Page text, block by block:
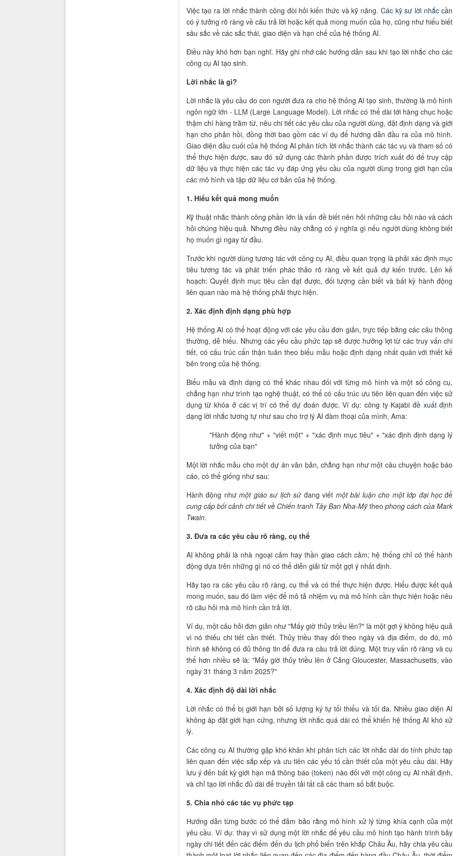
Việc tạo ra lời nhắc thành công đòi hỏi kiến thức và kỹ năng. Các kỹ sư lời nhắccần
có ý tưởng rõ ràng về câu trả lời hoặc kết quả mong muốn của họ, cũng như hiểu biết
sâu sắc về các sắc thái, giao diện và hạn chế của hệ thống AI.
Điều này khó hơn bạn nghĩ. Hãy ghi nhớ các hướng dẫn sau khi tạo lời nhắc cho các
công cụ AI tạo sinh.
Lời nhắc là gì?
Lời nhắc là yêu cầu do con người đưa ra cho hệ thống AI tạo sinh, thường là mô hình
ngôn ngữ lớn - LLM (Large Language Model). Lời nhắc có thể dài tới hàng chục hoặc
thậm chí hàng trăm từ, nêu chi tiết các yêu cầu của người dùng, đặt định dạng và giới
hạn cho phản hồi, đồng thời bao gồm các ví dụ để hướng dẫn đầu ra của mô hình.
Giao diện đầu cuối của hệ thống AI phân tích lời nhắc thành các tác vụ và tham số có
thể thực hiện được, sau đó sử dụng các thành phần được trích xuất đó để truy cập
dữ liệu và thực hiện các tác vụ đáp ứng yêu cầu của người dùng trong giới hạn của
các mô hình và tập dữ liệu cơ bản của hệ thống.
1. Hiểu kết quả mong muốn
Kỹ thuật nhắc thành công phần lớn là vấn đề biết nên hỏi những câu hỏi nào và cách
hỏi chúng hiệu quả. Nhưng điều này chẳng có ý nghĩa gì nếu người dùng không biết
họ muốn gì ngay từ đầu.
Trước khi người dùng tương tác với công cụ AI, điều quan trọng là phải xác định mục
tiêu tương tác và phát triển phác thảo rõ ràng về kết quả dự kiến trước. Lên kế
hoạch: Quyết định mục tiêu cần đạt được, đối tượng cần biết và bất kỳ hành động
liên quan nào mà hệ thống phải thực hiện.
2. Xác định định dạng phù hợp
Hệ thống AI có thể hoạt động với các yêu cầu đơn giản, trực tiếp bằng các câu thông
thường, dễ hiểu. Nhưng các yêu cầu phức tạp sẽ được hưởng lợi từ các truy vấn chi
tiết, có cấu trúc cẩn thận tuân theo biểu mẫu hoặc định dạng nhất quán với thiết kế
bên trong của hệ thống.
Biểu mẫu và định dạng có thể khác nhau đối với từng mô hình và một số công cụ,
chẳng hạn như trình tạo nghệ thuật, có thể có cấu trúc ưu tiên liên quan đến việc sử
dụng từ khóa ở các vị trí có thể dự đoán được. Ví dụ: công ty Kajabiđề xuấtđịnh
dạng lời nhắc tương tự như sau cho trợ lý AI đàm thoại của mình, Ama:
"Hành động như" + "viết một" + "xác định mục tiêu" + "xác định định dạng lý
tưởng của bạn"
Một lời nhắc mẫu cho một dự án văn bản, chẳng hạn như một câu chuyện hoặc báo
cáo, có thể giống như sau:
Hành động nhưmột giáo sư lịch sửđang viết một bài luận cho một lớp đại học để
cung cấp bối cảnh chi tiết về Chiến tranh Tây Ban Nha-Mỹtheophong cách của Mark
Twain.
3. Đưa ra các yêu cầu rõ ràng, cụ thể
AI không phải là nhà ngoại cảm hay thần giao cách cảm; hệ thống chỉ có thể hành
động dựa trên những gì nó có thể diễn giải từ một gợi ý nhất định.
Hãy tạo ra các yêu cầu rõ ràng, cụ thể và có thể thực hiện được. Hiểu được kết quả
mong muốn, sau đó làm việc để mô tả nhiệm vụ mà mô hình cần thực hiện hoặc nêu
rõ câu hỏi mà mô hình cần trả lời.
Ví dụ, một câu hỏi đơn giản như "Mấy giờ thủy triều lên?" là một gợi ý không hiệu quả
vì nó thiếu chi tiết cần thiết. Thủy triều thay đổi theo ngày và địa điểm, do đó, mô
hình sẽ không có đủ thông tin để đưa ra câu trả lời đúng. Một truy vấn rõ ràng và cụ
thể hơn nhiều sẽ là: "Mấy giờ thủy triều lên ở Cảng Gloucester, Massachusetts, vào
ngày 31 tháng 3 năm 2025?"
4. Xác định độ dài lời nhắc
Lời nhắc có thể bị giới hạn bởi số lượng ký tự tối thiểu và tối đa. Nhiều giao diện AI
không áp đặt giới hạn cứng, nhưng lời nhắc quá dài có thể khiến hệ thống AI khó xử
lý.
Các công cụ AI thường gặp khó khăn khi phân tích các lời nhắc dài do tính phức tạp
liên quan đến việc sắp xếp và ưu tiên các yếu tố cần thiết của một yêu cầu dài. Hãy
lưu ý đến bất kỳ giới hạn mã thông báo (token) nào đối với một công cụ AI nhất định,
và chỉ tạo lời nhắc đủ dài để truyền tải tất cả các tham số bắt buộc.
5. Chia nhỏ các tác vụ phức tạp
Hướng dẫn từng bước có thể đảm bảo rằng mô hình xử lý từng khía cạnh của một
yêu cầu. Ví dụ: thay vì sử dụng một lời nhắc để yêu cầu mô hình tạo hành trình bảy
ngày chi tiết đến các điểm đến du lịch phổ biến trên khắp Châu Âu, hãy chia yêu cầu